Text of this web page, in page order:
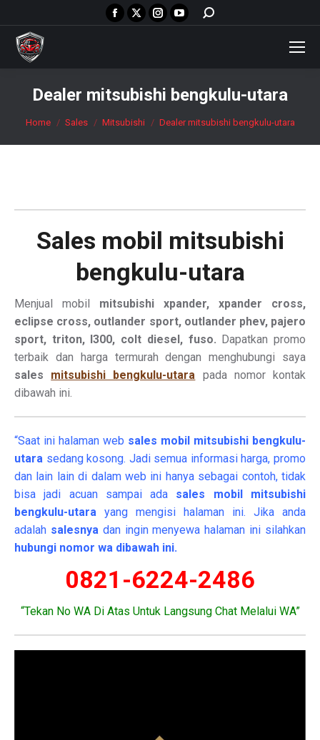
Facebook
page
new
window
X
page
new
window
Instagram
page
new
window
YouTube
page
window
Search:
Dealer mitsubishi bengkulu-utara
You are here:
Home Sales Mitsubishi Dealer mitsubishi bengkulu-utara
Sales mobil mitsubishi
bengkulu-utara
Menjual mobil mitsubishi xpander, xpander cross,
eclipse cross, outlander sport, outlander phev, pajero
sport, triton, l300, colt diesel, fuso. Dapatkan promo
terbaik dan harga termurah dengan menghubungi saya
sales mitsubishi bengkulu-utara pada nomor kontak
dibawah ini.
“Saat ini halaman web sales mobil mitsubishi bengkulu-
utara sedang kosong. Jadi semua informasi harga, promo
dan lain lain di dalam web ini hanya sebagai contoh, tidak
bisa jadi acuan sampai ada sales mobil mitsubishi
bengkulu-utara yang mengisi halaman ini. Jika anda
adalah salesnyadan ingin menyewa halaman ini silahkan
hubungi nomor wa dibawah ini.
0821-6224-2486
“Tekan No WA Di Atas Untuk Langsung Chat Melalui WA”